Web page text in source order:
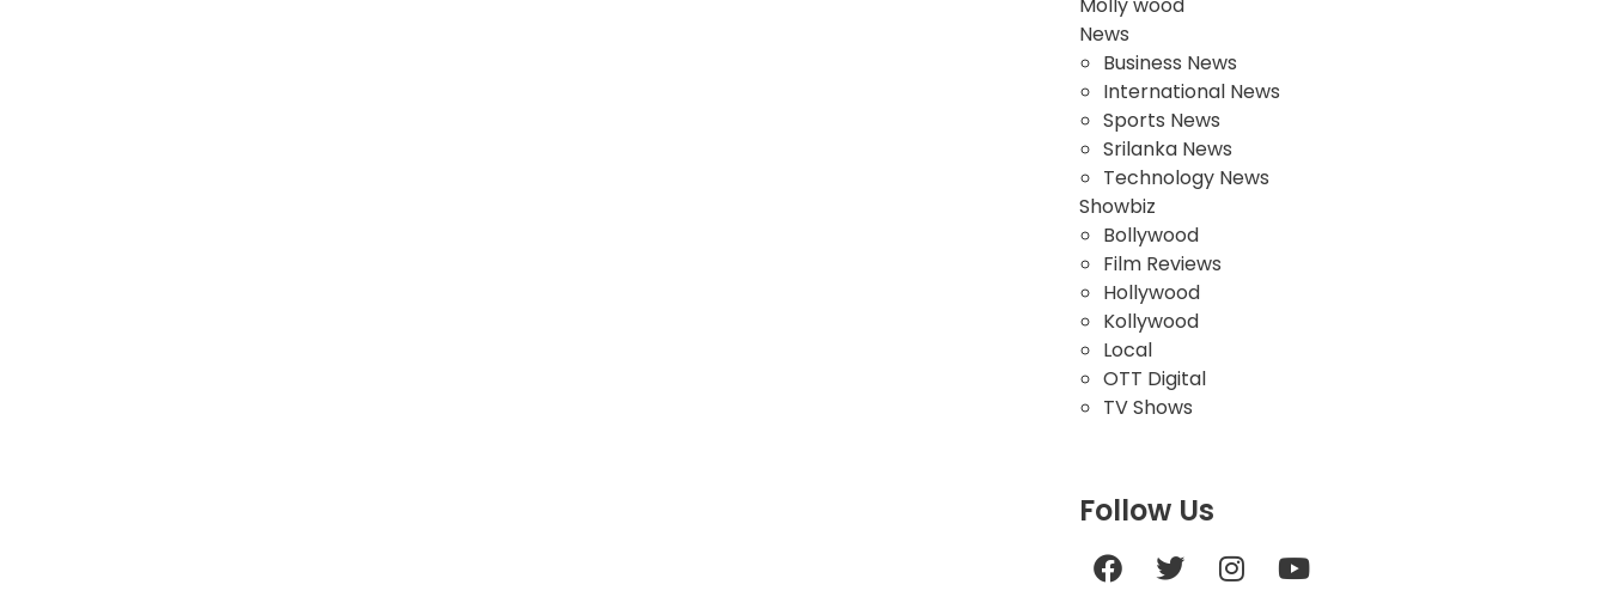
News
Business News
International News
Sports News
Srilanka News
Technology News
Showbiz
Bollywood
Film Reviews
Hollywood
Kollywood
Local
OTT Digital
TV Shows
Follow Us